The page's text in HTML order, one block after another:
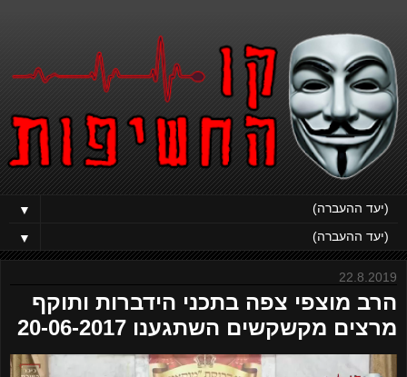
▼
▼
22.8.2019
הרב מוצפי צפה בתכני הידברות ותוקף
מרצים מקשקשים השתגענו 20-06-2017